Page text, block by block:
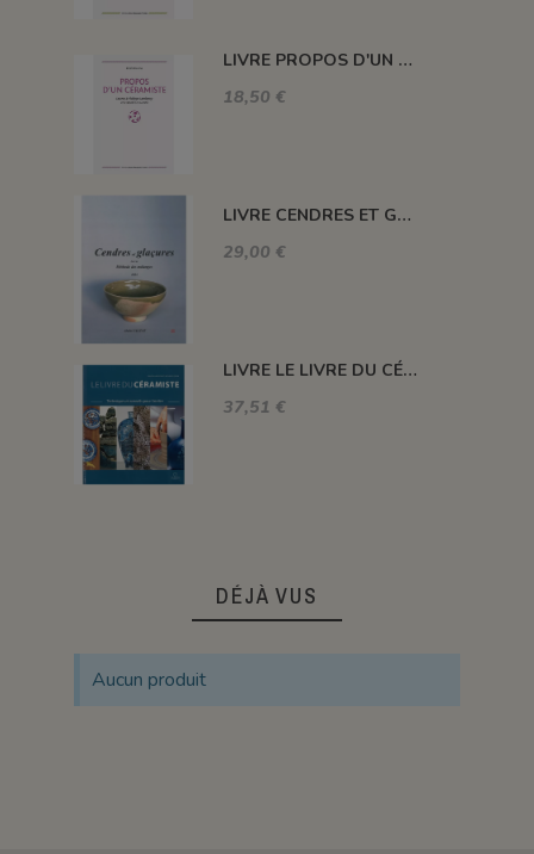
LIVRE PROPOS D'UN CÉRAMISTE
18,50 €
LIVRE CENDRES ET GLAÇURES, MÉTHODE DES MÉLANGES
29,00 €
LIVRE LE LIVRE DU CÉRAMISTE
37,51 €
DÉJÀ VUS
Aucun produit